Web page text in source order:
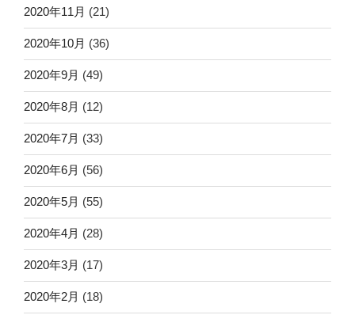
2020年11月 (21)
2020年10月 (36)
2020年9月 (49)
2020年8月 (12)
2020年7月 (33)
2020年6月 (56)
2020年5月 (55)
2020年4月 (28)
2020年3月 (17)
2020年2月 (18)